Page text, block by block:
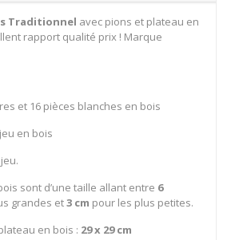
Traditionnel avec pions et plateau en
rapport qualité prix ! Marque
et 16 pièces blanches en bois
en bois
sont d’une taille allant entre 6
grandes et3 cm pour les plus petites.
en bois : 29 x 29 cm